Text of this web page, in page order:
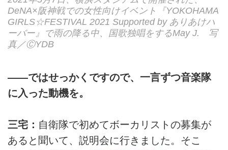
DeNA×阪神戦での女性向けイベント『YOKOHAMA
GIRLS☆FESTIVAL 2021 Supported by ありあけハ
ーバー』で雨の降る中、国歌独唱をするMay J. 写
真／ⒸYDB
――ではせっかくですので、一言ずつ音楽隊
に入った動機を。
三宅： 自衛隊で初めてボーカリストの募集が
あると聞いて、説明会に行きました。そこ